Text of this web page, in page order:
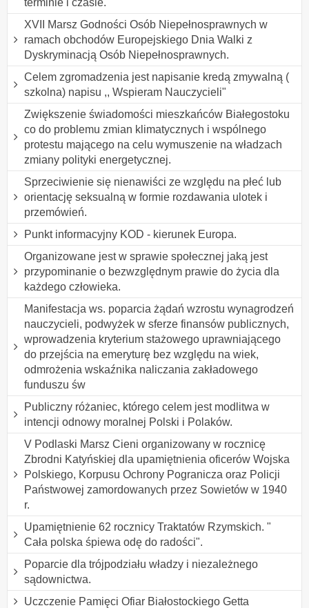
XVII Marsz Godności Osób Niepełnosprawnych w
ramach obchodów Europejskiego Dnia Walki z
Dyskryminacją Osób Niepełnosprawnych.
Celem zgromadzenia jest napisanie kredą zmywalną (
szkolna) napisu ,, Wspieram Nauczycieli"
Zwiększenie świadomości mieszkańców Białegostoku
co do problemu zmian klimatycznych i wspólnego
protestu mającego na celu wymuszenie na władzach
zmiany polityki energetycznej.
Sprzeciwienie się nienawiści ze względu na płeć lub
orientację seksualną w formie rozdawania ulotek i
przemówień.
Punkt informacyjny KOD - kierunek Europa.
Organizowane jest w sprawie społecznej jaką jest
przypominanie o bezwzględnym prawie do życia dla
każdego człowieka.
Manifestacja ws. poparcia żądań wzrostu wynagrodzeń
nauczycieli, podwyżek w sferze finansów publicznych,
wprowadzenia kryterium stażowego uprawniającego
do przejścia na emeryturę bez względu na wiek,
odmrożenia wskaźnika naliczania zakładowego
funduszu św
Publiczny różaniec, którego celem jest modlitwa w
intencji odnowy moralnej Polski i Polaków.
V Podlaski Marsz Cieni organizowany w rocznicę
Zbrodni Katyńskiej dla upamiętnienia oficerów Wojska
Polskiego, Korpusu Ochrony Pogranicza oraz Policji
Państwowej zamordowanych przez Sowietów w 1940
r.
Upamiętnienie 62 rocznicy Traktatów Rzymskich. "
Cała polska śpiewa odę do radości".
Poparcie dla trójpodziału władzy i niezależnego
sądownictwa.
Uczczenie Pamięci Ofiar Białostockiego Getta